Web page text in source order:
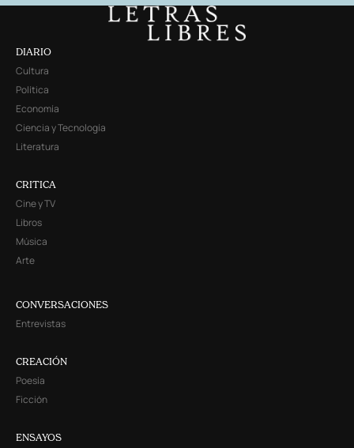
DIARIO
Cultura
Política
Economía
Ciencia y Tecnología
Literatura
CRITICA
Cine y TV
Libros
Música
Arte
CONVERSACIONES
Entrevistas
CREACIÓN
Poesía
Ficción
ENSAYOS